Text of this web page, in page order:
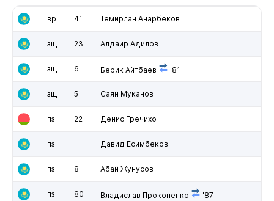
вр 41 Темирлан Анарбеков
зщ 23 Алдаир Адилов
зщ 6 Берик Айтбаев '81
зщ 5 Саян Муканов
пз 22 Денис Гречихо
пз Давид Есимбеков
пз 8 Абай Жунусов
пз 80 Владислав Прокопенко '87